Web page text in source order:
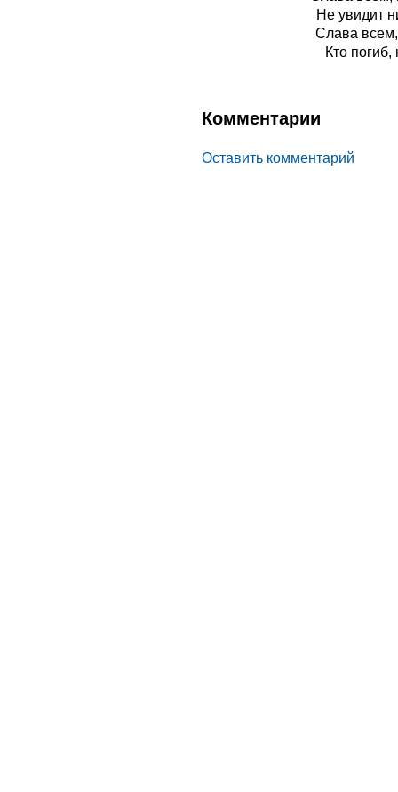
Не увидит
Слава всем,
Кто
Комментарии
Оставить комментарий